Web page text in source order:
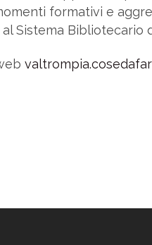
formativi e
Sistema Bibliotecario